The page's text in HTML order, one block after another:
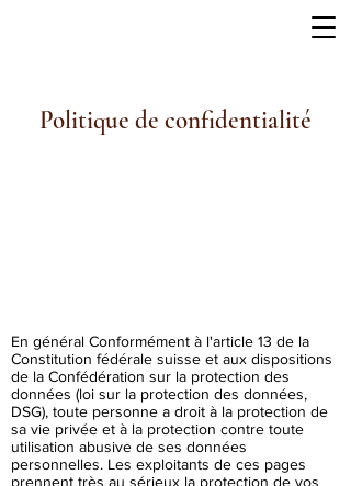
Politique de confidentialité
En général Conformément à l'article 13 de la
Constitution fédérale suisse et aux dispositions
de la Confédération sur la protection des
données (loi sur la protection des données,
DSG), toute personne a droit à la protection de
sa vie privée et à la protection contre toute
utilisation abusive de ses données
personnelles. Les exploitants de ces pages
prennent très au sérieux la protection de vos